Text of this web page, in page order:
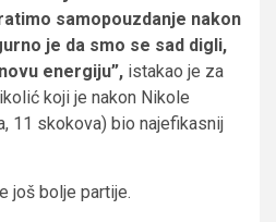
samopouzdanje nakon
je da smo se sad digli,
energiju”, istakao je za
koji je nakon Nikole
11 skokova) bio najefikasnij
još bolje partije.